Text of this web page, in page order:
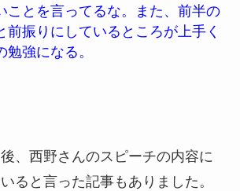
ことを言ってるな。また、前半の
前振りにしているところが上手く
強になる。
、西野さんのスピーチの内容に
ると言った記事もありました。